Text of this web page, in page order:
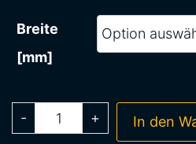
Breite
[mm]
- + In den